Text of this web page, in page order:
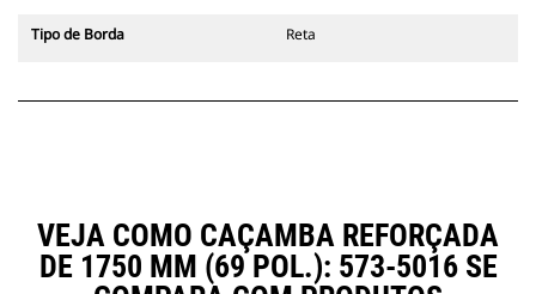
usam articulações fixas de
sistema de travamento em estilo
escavadeiras com esteira e com
rodas.
Tipo de Borda Reta
VEJA COMO CAÇAMBA REFORÇADA
DE 1750 MM (69 POL.): 573-5016 SE